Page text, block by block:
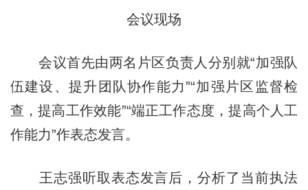
会议现场
会议首先由两名片区负责人分别就“加强队
伍建设、提升团队协作能力”“加强片区监督检
查，提高工作效能”“端正工作态度，提高个人工
作能力”作表态发言。
王志强听取表态发言后，分析了当前执法